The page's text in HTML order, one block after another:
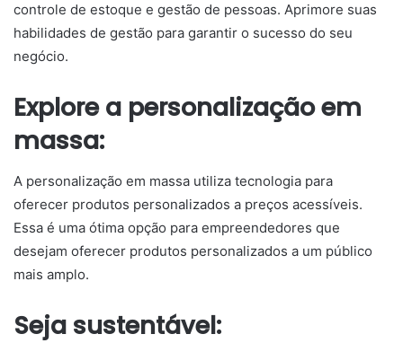
controle de estoque e gestão de pessoas. Aprimore suas
habilidades de gestão para garantir o sucesso do seu
negócio.
Explore a personalização em
massa:
A personalização em massa utiliza tecnologia para
oferecer produtos personalizados a preços acessíveis.
Essa é uma ótima opção para empreendedores que
desejam oferecer produtos personalizados a um público
mais amplo.
Seja sustentável: